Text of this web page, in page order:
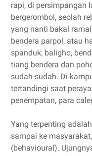
rapi, di persimpangan
bergerombol, seolah
yang nanti bakal
bendera parpol, atau
spanduk, baligho,
tiang bendera dan
sudah-sudah. Di
tertandingi saat
penempatan, para
Yang terpenting
sampai ke
(behavioural).